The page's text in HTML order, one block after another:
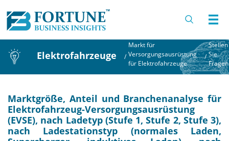
Elektrofahrzeuge /
Markt für
Versorgungsausrüstung
für Elektrofahrzeuge
/
Stellen
Sie
Fragen
Marktgröße, Anteil und Branchenanalyse für
Elektrofahrzeug-Versorgungsausrüstung
(EVSE), nach Ladetyp (Stufe 1, Stufe 2, Stufe 3),
nach Ladestationstyp (normales Laden,